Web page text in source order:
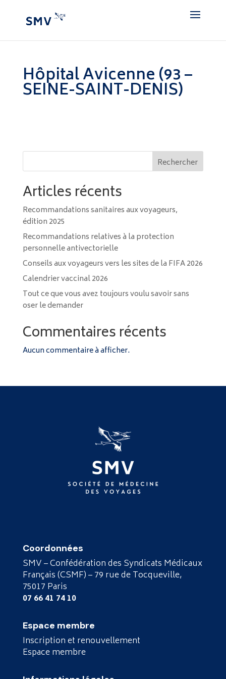
Hôpital Avicenne (93 –
SEINE-SAINT-DENIS)
Rechercher
Articles récents
Recommandations sanitaires aux voyageurs,
édition 2025
Recommandations relatives à la protection
personnelle antivectorielle
Conseils aux voyageurs vers les sites de la FIFA 2026
Calendrier vaccinal 2026
Tout ce que vous avez toujours voulu savoir sans
oser le demander
Commentaires récents
Aucun commentaire à afficher.
Coordonnées
SMV – Confédération des Syndicats Médicaux
Français (CSMF) – 79 rue de Tocqueville,
75017 Paris
07 66 41 74 10
Espace membre
Inscription et renouvellement
Espace membre